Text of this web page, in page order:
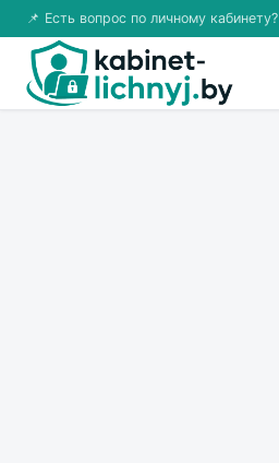
📌 Есть вопрос по личному кабинету?